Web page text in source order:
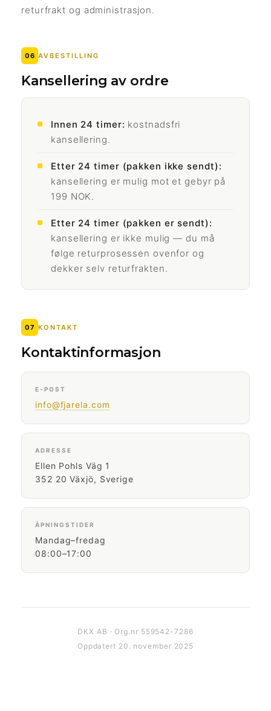
returfrakt og administrasjon.
06 AVBESTILLING
Kansellering av ordre
Innen 24 timer: kostnadsfri
kansellering.
Etter 24 timer (pakken ikke sendt):
kansellering er mulig mot et gebyr på
199 NOK.
Etter 24 timer (pakken er sendt):
kansellering er ikke mulig — du må
følge returprosessen ovenfor og
dekker selv returfrakten.
07 KONTAKT
Kontaktinformasjon
E-POST
info@fjarela.com
ADRESSE
Ellen Pohls Väg 1
352 20 Växjö, Sverige
ÅPNINGSTIDER
Mandag–fredag
08:00–17:00
DKX AB · Org.nr 559542-7286
Oppdatert 20. november 2025